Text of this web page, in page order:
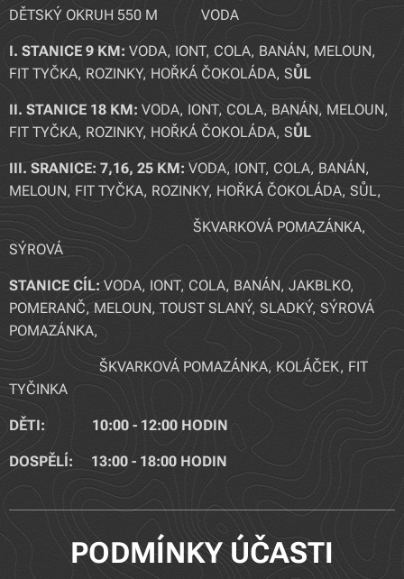
DĚTSKÝ OKRUH 550 M VODA
I. STANICE 9 KM: VODA, IONT, COLA, BANÁN, MELOUN,
FIT TYČKA, ROZINKY, HOŘKÁ ČOKOLÁDA, SŮL
II. STANICE 18 KM: VODA, IONT, COLA, BANÁN, MELOUN,
FIT TYČKA, ROZINKY, HOŘKÁ ČOKOLÁDA, SŮL
III. SRANICE: 7,16, 25 KM: VODA, IONT, COLA,BANÁN,
MELOUN, FIT TYČKA, ROZINKY, HOŘKÁ ČOKOLÁDA, SŮL,
ŠKVARKOVÁ POMAZÁNKA,
SÝROVÁ
STANICE CÍL:VODA, IONT, COLA, BANÁN, JAKBLKO,
POMERANČ, MELOUN, TOUST SLANÝ, SLADKÝ, SÝROVÁ
POMAZÁNKA,
ŠKVARKOVÁ POMAZÁNKA, KOLÁČEK, FIT
TYČINKA
DĚTI: 10:00 - 12:00 HODIN
DOSPĚLÍ: 13:00 - 18:00 HODIN
PODMÍNKY ÚČASTI